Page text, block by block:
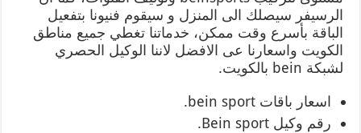
الرسيفر سيصلك الى المنزل و سيقوم فنيونا بتفعيل
الباقة بأسرع وقت ممكن، خدماتنا تغطي جميع مناطق
الكويت واسعارنا عى الافضل لاننا الوكيل الحصري
لشبكة bein بالكويت.
اسعار باقات bein sport.
رقم وكيل Bein sport.